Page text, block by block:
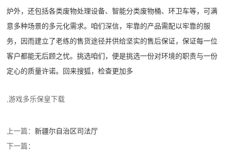
炉外，还包括各类废物处理设备、智能分类废物桶、环卫车等，可满
意多种场景的多元化需求。咱们深信，牢靠的产品需配以牢靠的服
务，因而建立了老练的售货途径并供给坚实的售后保证，保证每一位
客户都能无后顾之忧。挑选咱们，便是挑选一份对环境的职责与一份
定心的质量许诺。回来搜狐，检查更加多
,游戏多乐保皇下载
上一篇：新疆尔自治区司法厅
下一篇：